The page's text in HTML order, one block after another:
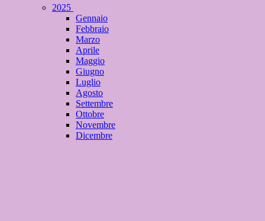
2025
Gennaio
Febbraio
Marzo
Aprile
Maggio
Giugno
Luglio
Agosto
Settembre
Ottobre
Novembre
Dicembre